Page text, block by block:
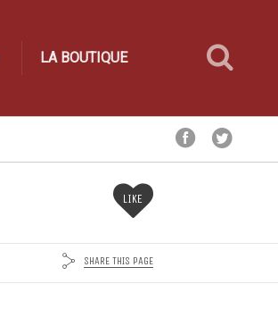
LA BOUTIQUE
LIKE
SHARE THIS PAGE